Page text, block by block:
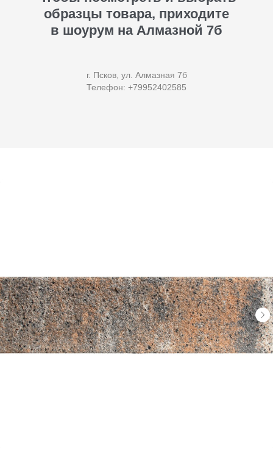
образцы товара, приходите
в шоурум на Алмазной 7б
г. Псков, ул. Алмазная 7б
Телефон: +79952402585